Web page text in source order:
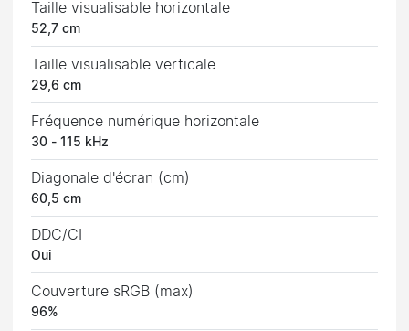
Taille visualisable horizontale
52,7 cm
Taille visualisable verticale
29,6 cm
Fréquence numérique horizontale
30 - 115 kHz
Diagonale d'écran (cm)
60,5 cm
DDC/CI
Oui
Couverture sRGB (max)
96%